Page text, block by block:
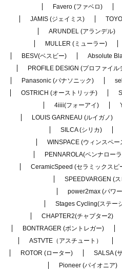
Favero (ファベロ)
JAMIS (ジェイミス)
ARUNDEL (アランデル)
MULLER (ミューラー)
BESV(ベスビー)
Absolute
PROFILE DESIGN (プロファイル
Panasonic (パナソニック)
OSTRICH (オーストリッチ)
4iiii(フォーアイ)
LOUIS GARNEAU (ルイガノ)
SILCA (シリカ)
WINSPACE (ウィンスペー
PENNAROLA(ペンナロー
CeramicSpeed (セラミックスピ
SPEEDVARGEN (
power2max (パワ
Stages Cycling(ステー
CHAPTER2(チャプター2)
BONTRAGER (ボントレガー)
ASTVTE（アスチュート）
ROTOR (ローター)
SALSA (
Pioneer (パイオニア)